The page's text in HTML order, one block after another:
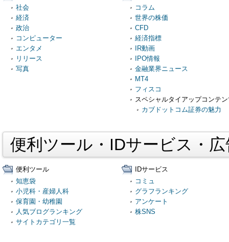
社会
経済
政治
コンピューター
エンタメ
リリース
写真
コラム
世界の株価
CFD
経済指標
IR動画
IPO情報
金融業界ニュース
MT4
フィスコ
スペシャルタイアップコンテ
カブドットコム証券の魅力
便利ツール・IDサービス・
便利ツール
知恵袋
小児科・産婦人科
保育園・幼稚園
人気ブログランキング
サイトカテゴリ一覧
IDサービス
コミュ
グラフランキング
アンケート
株SNS